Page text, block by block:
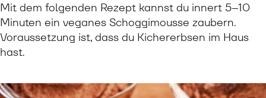
Mit dem folgenden Rezept kannst du innert 5–10
Minuten ein veganes Schoggimousse zaubern.
Voraussetzung ist, dass du Kichererbsen im Haus
hast.